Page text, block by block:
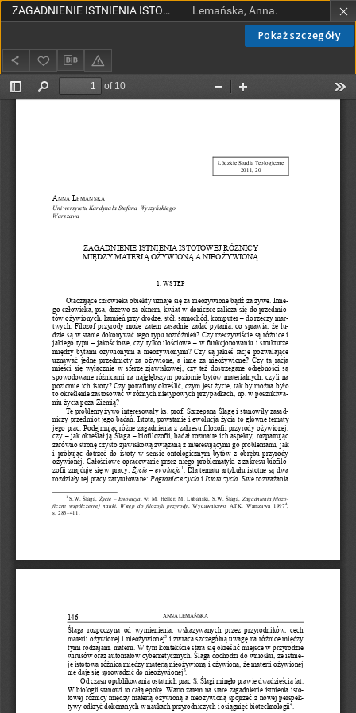
Pokaż szczegóły
ZAGADNIENIE ISTNIENIA ISTOTOWEJ RÓŻNICY MIĘDZY MATERIĄ OŻYWIONĄ A NIEOŻYWIONĄ Lemańska, Anna.